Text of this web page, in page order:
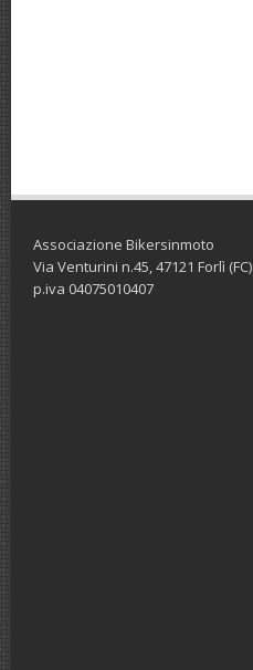
Associazione Bikersinmoto
Via Venturini n.45, 47121 Forlì (FC)
p.iva 04075010407